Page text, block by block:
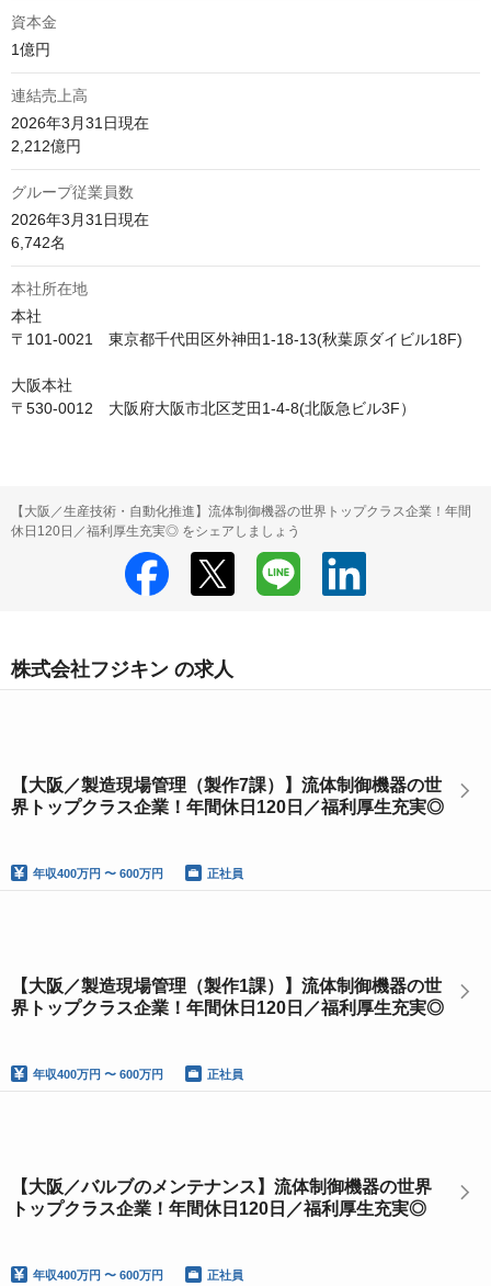
資本金
1億円
連結売上高
2026年3月31日現在
2,212億円
グループ従業員数
2026年3月31日現在
6,742名
本社所在地
本社
〒101-0021　東京都千代田区外神田1-18-13(秋葉原ダイビル18F)
大阪本社
〒530-0012　大阪府大阪市北区芝田1-4-8(北阪急ビル3F）
【大阪／生産技術・自動化推進】流体制御機器の世界トップクラス企業！年間
休日120日／福利厚生充実◎ をシェアしましょう
株式会社フジキン の求人
【大阪／製造現場管理（製作7課）】流体制御機器の世
界トップクラス企業！年間休日120日／福利厚生充実◎
年収400万円 〜 600万円 正社員
【大阪／製造現場管理（製作1課）】流体制御機器の世
界トップクラス企業！年間休日120日／福利厚生充実◎
年収400万円 〜 600万円 正社員
【大阪／バルブのメンテナンス】流体制御機器の世界
トップクラス企業！年間休日120日／福利厚生充実◎
年収400万円 〜 600万円 正社員